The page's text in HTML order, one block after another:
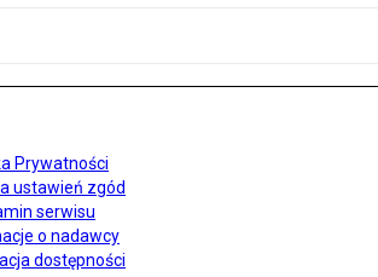
Prywatności
ustawień zgód
serwisu
o nadawcy
dostępności